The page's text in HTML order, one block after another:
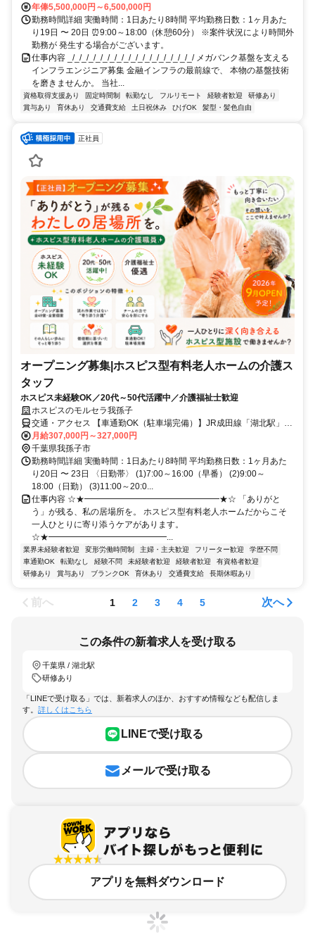
年俸5,500,000円～6,500,000円
勤務時間詳細 実働時間：1日あたり8時間 平均勤務日数：1ヶ月あた
り19日 〜 20日 ⏰9:00～18:00（休憩60分） ※案件状況により時間外
勤務が 発生する場合がございます。
仕事内容 _/_/_/_/_/_/_/_/_/_/_/_/_/_/_/_/_/_/ メガバンク基盤を支える
インフラエンジニア募集 金融インフラの最前線で、 本物の基盤技術
を磨きませんか。 当社...
資格取得支援あり 固定時間制 転勤なし フルリモート 経験者歓迎
研修あり
賞与あり
育休あり 交通費支給 土日祝休み ひげOK 髪型・髪色自由
正社員
オープニング募集|ホスピス型有料老人ホームの介護ス
タッフ
ホスピス未経験OK／20代～50代活躍中／介護福祉士歓迎
ホスピスのモルセラ我孫子
交通・アクセス 【車通勤OK（駐車場完備）】JR成田線「湖北駅」北
口徒歩13分、国道356号線沿い（セブンイレブン我孫子中里店の横）
月給307,000円～327,000円
千葉県我孫子市
勤務時間詳細 実働時間：1日あたり8時間 平均勤務日数：1ヶ月あた
り20日 〜 23日 〈日勤帯〉 (1)7:00～16:00（早番） (2)9:00～
18:00（日勤） (3)11:00～20:0...
仕事内容 ☆★━━━━━━━━━━━━━━━━★☆ 「ありがと
う」が残る、私の居場所を。 ホスピス型有料老人ホームだからこそ
一人ひとりに寄り添うケアがあります。
☆★━━━━━━━━━━━━━━...
業界未経験者歓迎 変形労働時間制 主婦・主夫歓迎 フリーター歓迎
学歴不問
車通勤OK
転勤なし 経験不問 未経験者歓迎 経験者歓迎
有資格者歓迎
研修あり
賞与あり ブランクOK 育休あり 交通費支給 長期休暇あり
前へ 1 2 3 4 5 次へ
この条件の新着求人を受け取る
千葉県 / 湖北駅
研修あり
「LINEで受け取る」では、新着求人のほか、おすすめ情報なども配信しま
す。 詳しくはこちら
LINEで受け取る
メールで受け取る
アプリを無料ダウンロード